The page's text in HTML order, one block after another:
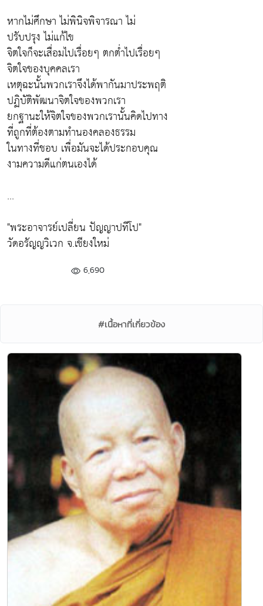
หากไม่ศึกษา ไม่พินิจพิจารณา ไม่
ปรับปรุง ไม่แก้ไข
จิตใจก็จะเสื่อมไปเรื่อยๆ ตกต่ำไปเรื่อยๆ
จิตใจของบุคคลเรา
เหตุฉะนั้นพวกเราจึงได้พากันมาประพฤติ
ปฏิบัติพัฒนาจิตใจของพวกเรา
ยกฐานะให้จิตใจของพวกเรานั้นคิดไปทาง
ที่ถูกที่ต้องตามทำนองคลองธรรม
ในทางที่ชอบ เพื่อมันจะได้ประกอบคุณ
งามความดีแก่ตนเองได้
...
"พระอาจารย์เปลี่ยน ปัญญาปทีโป"
วัดอรัญญวิเวก จ.เชียงใหม่
6,690
#เนื้อหาที่เกี่ยวข้อง